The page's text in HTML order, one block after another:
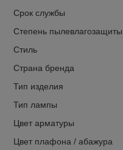
Срок службы
Степень пылевлагозащиты
Стиль
Страна бренда
Тип изделия
Тип лампы
Цвет арматуры
Цвет плафона / абажура